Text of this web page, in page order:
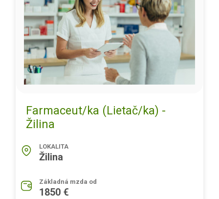
Farmaceut/ka (Lietač/ka) -
Žilina
LOKALITA
Žilina
Základná mzda od
1850 €